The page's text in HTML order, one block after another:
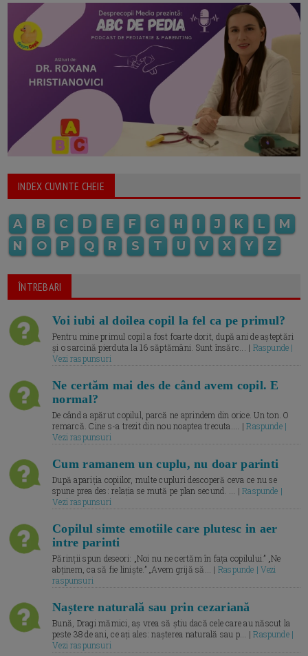
INDEX CUVINTE CHEIE
A B C D E F G H I J K L
M
N
O P Q R S T U V X Y Z
ÎNTREBARI
Voi iubi al doilea copil la fel ca pe primul?
Pentru mine primul copil a fost foarte dorit, după ani de așteptări
și o sarcină pierduta la 16 săptămâni. Sunt însărc... | Raspunde |
Vezi raspunsuri
Ne certăm mai des de când avem copil. E
normal?
De când a apărut copilul, parcă ne aprindem din orice. Un ton. O
remarcă. Cine s-a trezit din nou noaptea trecuta.... |Raspunde |
Vezi raspunsuri
Cum ramanem un cuplu, nu doar parinti
După apariția copiilor, multe cupluri descoperă ceva ce nu se
spune prea des: relația se mută pe plan secund. ... |Raspunde |
Vezi raspunsuri
Copilul simte emotiile care plutesc in aer
intre parinti
Părinții spun deseori: „Noi nu ne certăm în fața copilului.” „Ne
abținem, ca să fie liniște.” „Avem grijă să... | Raspunde | Vezi
raspunsuri
Naștere naturală sau prin cezariană
Bună, Dragi mămici, aș vrea să știu dacă cele care au născut la
peste 38 de ani, ce ați ales: nașterea naturală sau p... |Raspunde |
Vezi raspunsuri